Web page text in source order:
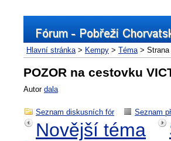
Hlavní stránka> Kempy > Téma> Strana
POZOR na cestovku
Autor dala
Seznam diskusních fór Seznam
Novější téma